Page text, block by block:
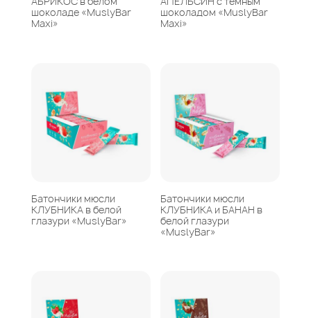
шоколаде «MuslyBar
Maxi»
шоколадом «MuslyBar
Maxi»
Батончики мюсли
КЛУБНИКА в белой
глазури «MuslyBar»
Батончики мюсли
КЛУБНИКА и БАНАН в
белой глазури
«MuslyBar»